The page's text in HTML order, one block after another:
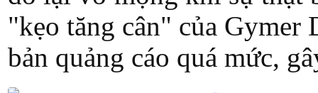
"kẹo tăng cân" của
bản quảng cáo quá mức,